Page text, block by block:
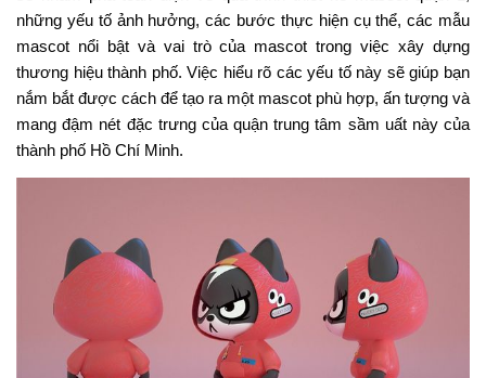
những yếu tố ảnh hưởng, các bước thực hiện cụ thể, các mẫu
mascot nổi bật và vai trò của mascot trong việc xây dựng
thương hiệu thành phố. Việc hiểu rõ các yếu tố này sẽ giúp bạn
nắm bắt được cách để tạo ra một mascot phù hợp, ấn tượng và
mang đậm nét đặc trưng của quận trung tâm sầm uất này của
thành phố Hồ Chí Minh.